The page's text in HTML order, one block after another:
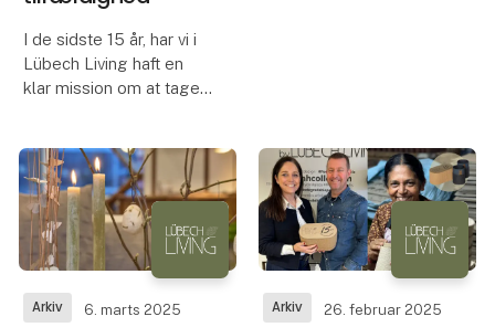
I de sidste 15 år, har vi i
Lübech Living haft en
klar mission om at tage
planet. I dag kan vi med
stolthed annoncere, at
samtlige af vores
hovedleverandører nu an
Arkiv
6. marts 2025
Arkiv
26. februar 2025